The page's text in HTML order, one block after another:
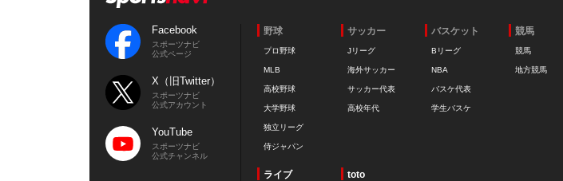
Facebook
スポーツナビ
公式ページ
X（旧Twitter）
スポーツナビ
公式アカウント
YouTube
スポーツナビ
公式チャンネル
野球
プロ野球
MLB
高校野球
大学野球
独立リーグ
侍ジャパン
サッカー
Jリーグ
海外サッカー
サッカー代表
高校年代
バスケット
Bリーグ
NBA
バスケ代表
学生バスケ
競馬
競馬
地方競馬
ライブ toto